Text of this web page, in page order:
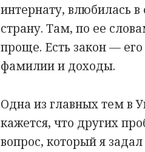
интернату, влюбилась
страну. Там, по ее
проще. Есть закон —
фамилии и доходы.
Одна из главных тем в
кажется, что других
вопрос, который я